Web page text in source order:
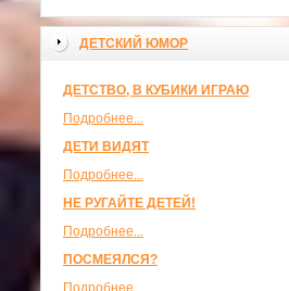
ДЕТСКИЙ ЮМОР
ДЕТСТВО, В КУБИКИ ИГРАЮ
Подробнее...
ДЕТИ ВИДЯТ
Подробнее...
НЕ РУГАЙТЕ ДЕТЕЙ!
Подробнее...
ПОСМЕЯЛСЯ?
Подробнее...